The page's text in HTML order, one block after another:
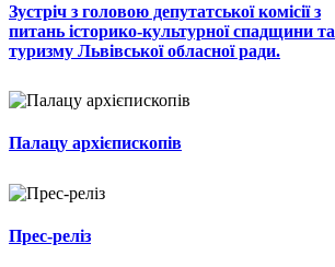
Зустріч з головою депутатської комісії з
питань історико-культурної спадщини та
туризму Львівської обласної ради.
Палацу архієпископів
Прес-реліз